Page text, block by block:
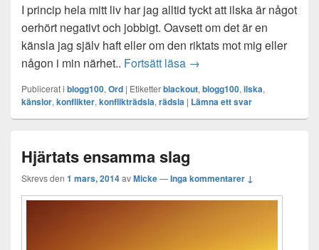
I princip hela mitt liv har jag alltid tyckt att ilska är något
oerhört negativt och jobbigt. Oavsett om det är en
känsla jag själv haft eller om den riktats mot mig eller
någon i min närhet.. Fortsätt läsa Min mest nedtryckta
→
Publicerat i blogg100, Ord | Etiketterblackout, blogg100, ilska,
känslor, konflikter, konflikträdsla, rädsla | Lämna ett svar
Hjärtats ensamma slag
Skrevs den 1 mars, 2014avMicke—Inga kommentarer ↓